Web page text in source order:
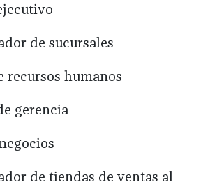
de sucursales
recursos humanos
gerencia
de tiendas de ventas al